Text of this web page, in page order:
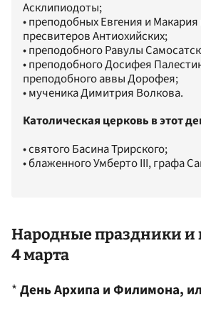
Асклипиодоты;
• преподобных Евгения и
пресвитеров Антиохийских;
• преподобного Равулы
• преподобного Досифея
преподобного аввы Дорофея;
• мученика Димитрия Волкова.
Католическая церковь в этот
• святого Басина Трирского;
• блаженного Умберто III, графа
Народные праздники
4 марта
*День Архипа и Филимона,